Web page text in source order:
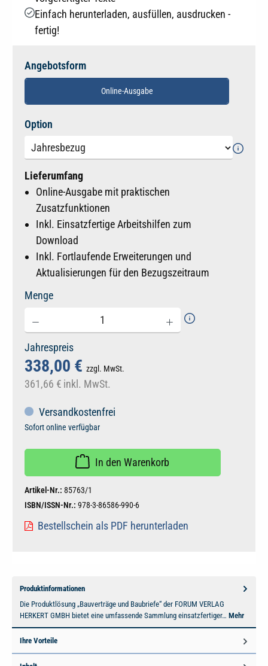
Einfach herunterladen, ausfüllen, ausdrucken -
fertig!
Angebotsform
Online-Ausgabe
Option
Lieferumfang
Online-Ausgabe mit praktischen
Zusatzfunktionen
Inkl. Einsatzfertige Arbeitshilfen zum
Download
Inkl. Fortlaufende Erweiterungen und
Aktualisierungen für den Bezugszeitraum
Menge
Jahrespreis
338,00 € zzgl. MwSt.
361,66 € inkl. MwSt.
Versandkostenfrei
Sofort online verfügbar
In den Warenkorb
Artikel-Nr.: 85763/1
ISBN/ISSN-Nr.: 978-3-86586-990-6
Bestellschein als PDF herunterladen
Produktinformationen
Die Produktlösung „Bauverträge und Baubriefe“ der FORUM VERLAG
HERKERT GMBH bietet eine umfassende Sammlung einsatzfertiger… Mehr
Ihre Vorteile